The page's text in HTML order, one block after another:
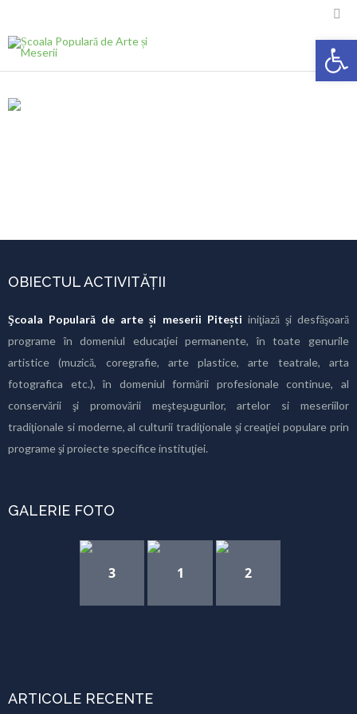

OBIECTUL ACTIVITĂȚII
Şcoala Populară de arte și meserii Pitești iniţiază şi desfăşoară
programe în domeniul educaţiei permanente, în toate genurile
artistice (muzică, coregrafie, arte plastice, arte teatrale, arta
fotografica etc.), în domeniul formării profesionale continue, al
conservării şi promovării meşteşugurilor, artelor si meseriilor
tradiţionale si moderne, al culturii tradiţionale şi creaţiei populare prin
programe şi proiecte specifice instituţiei.
GALERIE FOTO
3 1 2
ARTICOLE RECENTE
Deschide